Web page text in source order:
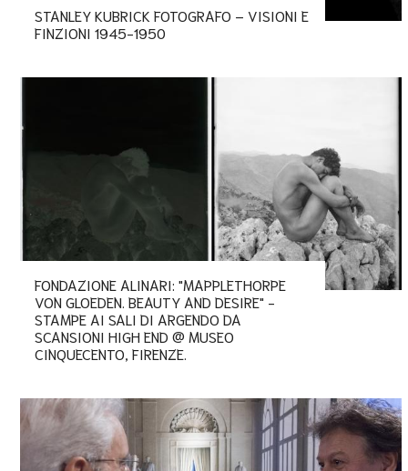
STANLEY KUBRICK FOTOGRAFO – VISIONI E
FINZIONI 1945-1950
FONDAZIONE ALINARI: "MAPPLETHORPE
VON GLOEDEN. BEAUTY AND DESIRE" -
STAMPE AI SALI DI ARGENDO DA
SCANSIONI HIGH END @ MUSEO
CINQUECENTO, FIRENZE.